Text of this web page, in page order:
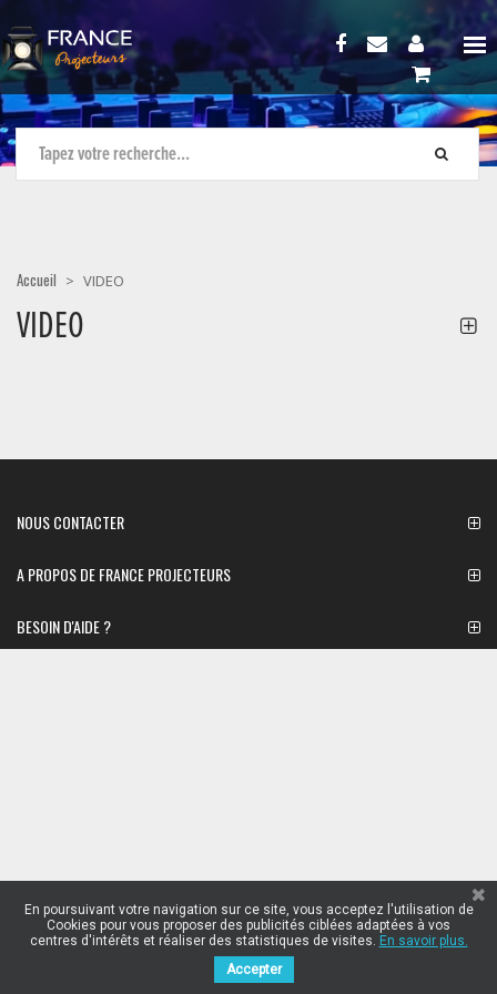
Accueil > VIDEO
VIDEO
NOUS CONTACTER
A PROPOS DE FRANCE PROJECTEURS
BESOIN D'AIDE ?
En poursuivant votre navigation sur ce site, vous acceptez l'utilisation de
Cookies pour vous proposer des publicités ciblées adaptées à vos
centres d'intérêts et réaliser des statistiques de visites. En savoir plus.
Accepter